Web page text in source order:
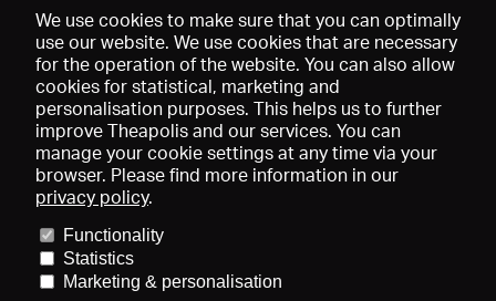
About us
Imprint
We use cookies to make sure that you can optimally
use our website. We use cookies that are necessary
for the operation of the website. You can also allow
cookies for statistical, marketing and
personalisation purposes. This helps us to further
improve Theapolis and our services. You can
manage your cookie settings at any time via your
browser. Please find more information in our
privacy policy.
Functionality
Statistics
Marketing & personalisation